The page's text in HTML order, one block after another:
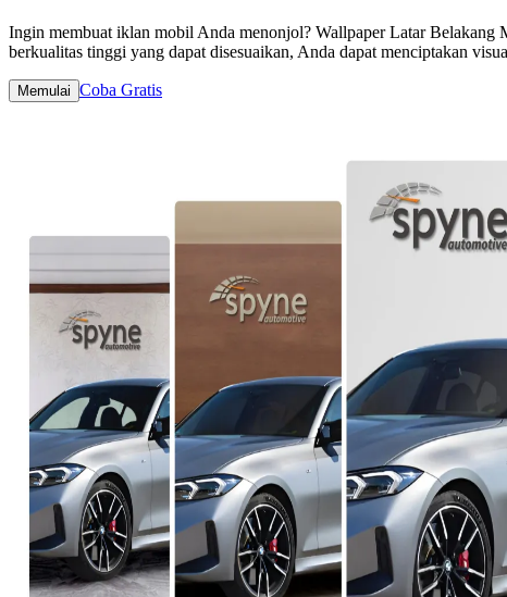
Ingin membuat iklan mobil Anda menonjol? Wallpaper Latar Belakang
berkualitas tinggi yang dapat disesuaikan, Anda dapat menciptakan
Memulai Coba Gratis